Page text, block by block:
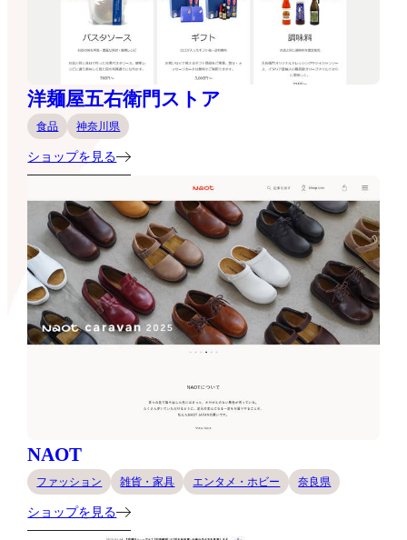
洋麺屋五右衛門ストア
食品 神奈川県
ショップを見る
NAOT
ファッション 雑貨・家具 エンタメ・ホビー 奈良県
ショップを見る